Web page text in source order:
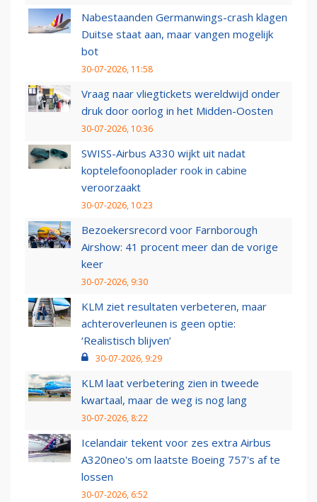
Nabestaanden Germanwings-crash klagen
Duitse staat aan, maar vangen mogelijk
bot
30-07-2026, 11:58
Vraag naar vliegtickets wereldwijd onder
druk door oorlog in het Midden-Oosten
30-07-2026, 10:36
SWISS-Airbus A330 wijkt uit nadat
koptelefoonoplader rook in cabine
veroorzaakt
30-07-2026, 10:23
Bezoekersrecord voor Farnborough
Airshow: 41 procent meer dan de vorige
keer
30-07-2026, 9:30
KLM ziet resultaten verbeteren, maar
achteroverleunen is geen optie:
‘Realistisch blijven’
30-07-2026, 9:29
KLM laat verbetering zien in tweede
kwartaal, maar de weg is nog lang
30-07-2026, 8:22
Icelandair tekent voor zes extra Airbus
A320neo's om laatste Boeing 757's af te
lossen
30-07-2026, 6:52